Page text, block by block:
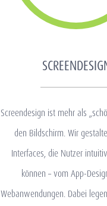
Screendesign ist mehr als
den Bildschirm. Wir
Interfaces, die Nutzer
können – vom App-
Webanwendungen. Dabei